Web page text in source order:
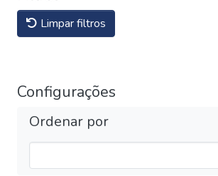
Limpar filtros
Configurações
Ordenar por